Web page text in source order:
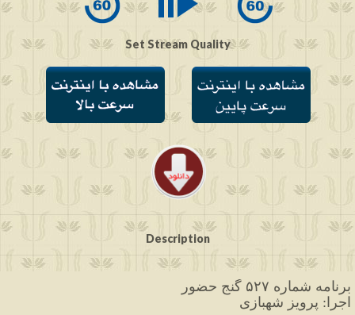
of
Set Stream Quality
Description
برنامه شماره ۵۲۷ گنج حضور
اجرا: پرویز شهبازی